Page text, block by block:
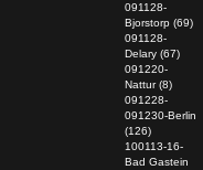
091128-
Bjorstorp (69)
091128-
Delary (67)
091220-
Nattur (8)
091228-
091230-Berlin
(126)
100113-16-
Bad Gastein